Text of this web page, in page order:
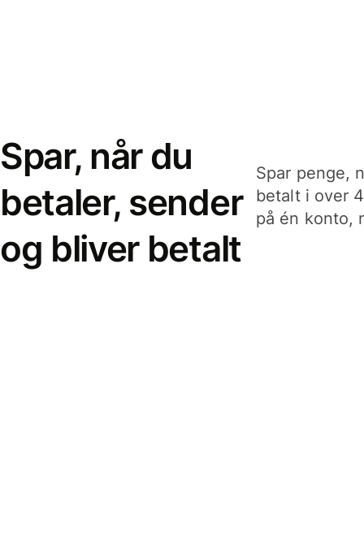
Spar, når du
betaler, sender
og bliver betalt
Spar penge,
betalt i over
på én konto,